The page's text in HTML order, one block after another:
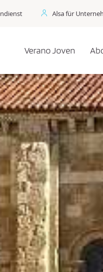
Alsa für
Verano Joven